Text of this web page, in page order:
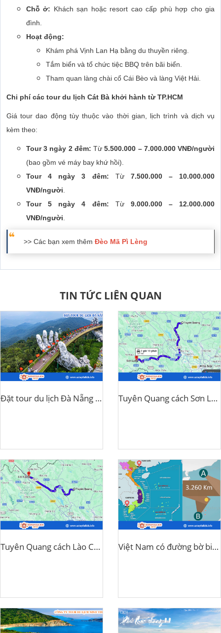
Chỗ ở: Khách sạn hoặc resort cao cấp phù hợp cho gia
đình.
Hoạt động:
Khám phá Vịnh Lan Hạ bằng du thuyền riêng.
Tắm biển và tổ chức tiệc BBQ trên bãi biển.
Tham quan làng chài cổ Cái Bèo và làng Việt Hải.
Chi phí các tour du lịch Cát Bà khởi hành từ TP.HCM
Giá tour dao động tùy thuộc vào thời gian, lịch trình và dịch vụ
kèm theo:
Tour 3 ngày 2 đêm: Từ5.500.000 – 7.000.000 VNĐ/người
(bao gồm vé máy bay khứ hồi).
Tour 4 ngày 3 đêm: Từ 7.500.000 – 10.000.000
VNĐ/người.
Tour 5 ngày 4 đêm: Từ 9.000.000 – 12.000.000
VNĐ/người.
>> Các bạn xem thêm Đèo Mã Pì Lèng
TIN TỨC LIÊN QUAN
Đặt tour du lịch Đà Nẵng ở đâu uy tín? Tuyên Quang cách Sơn La bao nhiêu km
Tuyên Quang cách Lào Cai bao nhiêu km Việt Nam có đường bờ biển dài bao nhiêu km?